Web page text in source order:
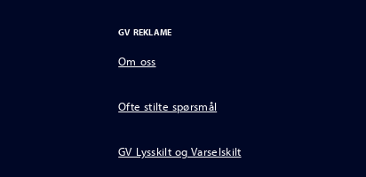
GV REKLAME
Om oss
Ofte stilte spørsmål
GV Lysskilt og Varselskilt